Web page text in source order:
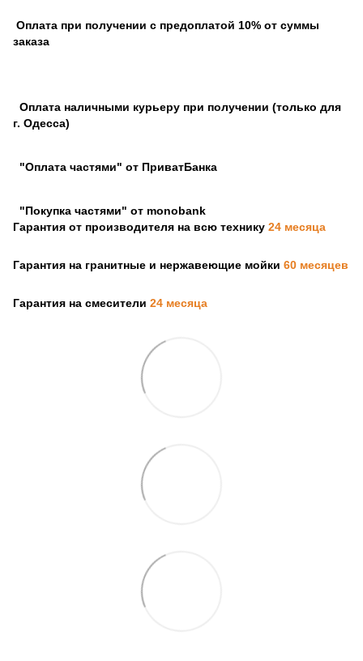
Оплата при получении с предоплатой 10% от суммы
заказа
Оплата наличными курьеру при получении (только для
г. Одесса)
"Оплата частями" от ПриватБанка
"Покупка частями" от monobank
Гарантия от производителя на всю технику 24 месяца
Гарантия на гранитные и нержавеющие мойки 60 месяцев
Гарантия на смесители 24 месяца